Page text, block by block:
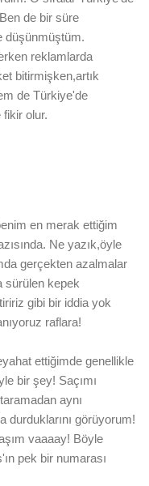
de bir süre
düşünmüştüm.
reklamlarda
bitirmişken,artık
de Türkiye'de
fikir olur.
en merak ettiğim
Ne yazık,öyle
gerçekten azalmalar
sürülen kepek
gibi bir iddia yok
raflara!
ettiğimde genellikle
bir şey! Saçımı
aynı
durduklarını görüyorum!
vaaaay! Böyle
pek bir numarası